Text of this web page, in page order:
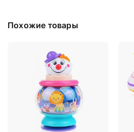
Похожие товары